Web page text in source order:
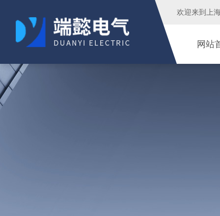
欢迎来到 上
网站